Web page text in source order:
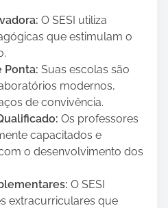
O SESI utiliza
que estimulam o
Ponta: Suas escolas são
modernos,
de convivência.
Os professores
capacitados e
o desenvolvimento dos
O SESI
extracurriculares que